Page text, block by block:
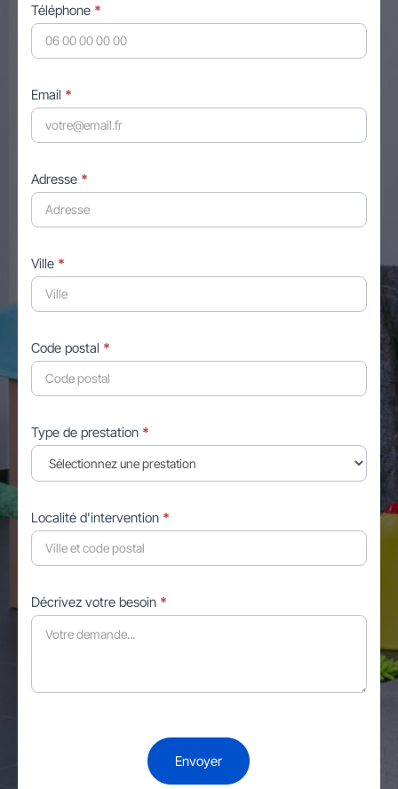
Téléphone *
Email *
Adresse *
Ville *
Code postal *
Type de prestation *
Localité d'intervention *
Décrivez votre besoin *
Envoyer